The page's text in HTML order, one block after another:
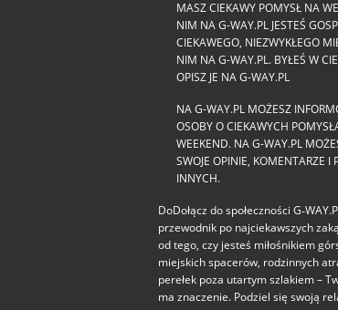
MASZ CIEKAWY POMYSŁ NA
NIM NA G-WAY.PL JESTEŚ
CIEKAWEGO, NIEZWYKŁEGO
NIM NA G-WAY.PL. BYŁEŚ W
OPISZ JE NA G-WAY.PL
NA G-WAY.PL MOŻESZ
OSOBY O CIEKAWYCH
WEEKEND. NA G-WAY.PL
SWOJE OPINIE, KOMENTARZE I
INNYCH.
DoDołącz do społeczności
przewodnik po najciekawszych
od tego, czy jesteś miłośnikiem
miejskich spacerów, rodzinnych
perełek poza utartym szlakiem –
ma znaczenie. Podziel się swoją